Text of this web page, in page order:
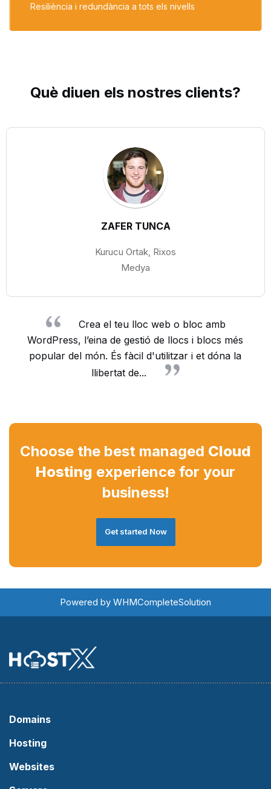
Resiliència i redundància a tots els nivells
Què diuen els nostres clients?
ZAFER TUNCA
Kurucu Ortak, Rixos
Medya
Crea el teu lloc web o bloc amb
WordPress, l’eina de gestió de llocs i blocs més
popular del món. És fàcil d'utilitzar i et dóna la
llibertat de...
Choose the best managed Cloud
Hosting experience for your
business!
Get started Now
Powered by WHMCompleteSolution
Domains
Hosting
Websites